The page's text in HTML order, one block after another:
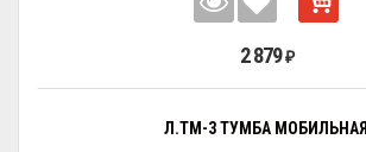
2 879 ₽
Л.ТМ-3 ТУМБА МОБИЛЬНАЯ